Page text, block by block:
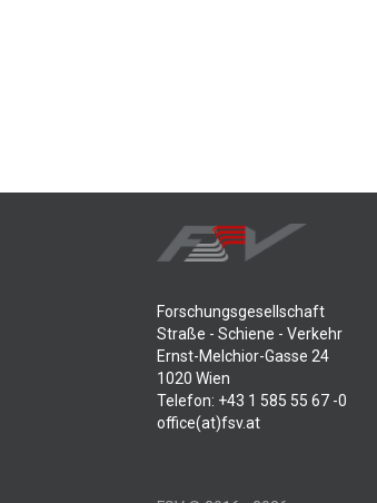
Forschungsgesellschaft
Straße - Schiene - Verkehr
Ernst-Melchior-Gasse 24
1020 Wien
Telefon: +43 1 585 55 67 -0
office(at)fsv.at